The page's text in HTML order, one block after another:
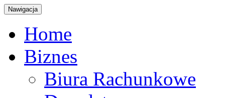
Nawigacja
Home
Biznes
Biura Rachunkowe